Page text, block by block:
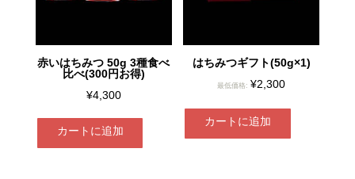
赤いはちみつ 50g 3種食べ
比べ(300円お得)
¥4,300
カートに追加
はちみつギフト(50g×1)
最低価格:¥2,300
カートに追加